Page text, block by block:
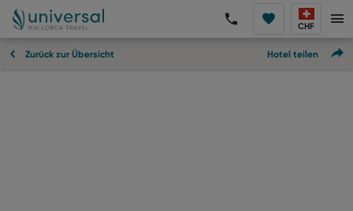
CHF
Zurück zur Übersicht Hotel teilen